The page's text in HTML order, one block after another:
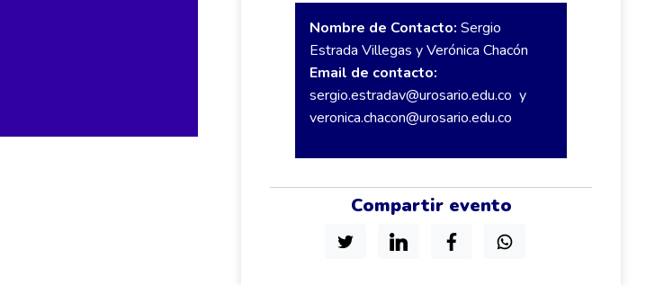
Nombre de Contacto: Sergio
Estrada Villegas y Verónica Chacón
Email de contacto:
sergio.estradav@urosario.edu.co y
veronica.chacon@urosario.edu.co
Compartir evento